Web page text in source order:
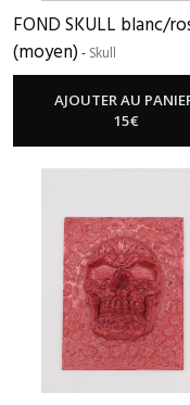
FOND SKULL blanc/
(moyen) - Skull
AJOUTER AU
15€